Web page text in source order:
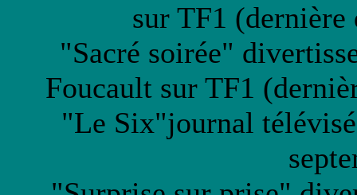
sur TF1
"Sacré soirée"
Foucault sur TF1
"Le Six"journal